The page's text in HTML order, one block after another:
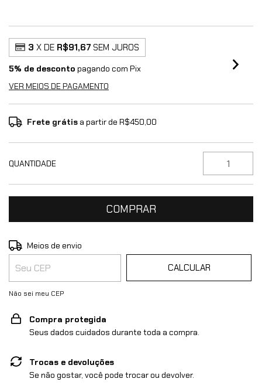
3 X DE R$91,67 SEM JUROS
5% de desconto pagando com Pix
VER MEIOS DE PAGAMENTO
Frete grátisa partir deR$450,00
QUANTIDADE
Entregas para o CEP:
Meios de envio
CALCULAR
Não sei meu CEP
Compra protegida
Seus dados cuidados durante toda a compra.
Trocas e devoluções
Se não gostar, você pode trocar ou devolver.